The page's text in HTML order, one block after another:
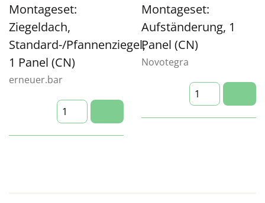
Montageset:
Ziegeldach,
Standard-/Pfannenziegel,
1 Panel (CN)
erneuer.bar
Montageset:
Aufständerung, 1
Panel (CN)
Novotegra